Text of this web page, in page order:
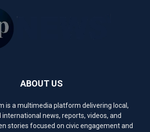
ABOUT US
is a multimedia platform delivering local,
international news, reports, videos, and
stories focused on civic engagement and